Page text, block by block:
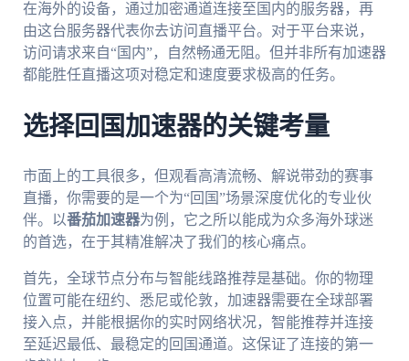
在海外的设备，通过加密通道连接至国内的服务器，再
由这台服务器代表你去访问直播平台。对于平台来说，
访问请求来自“国内”，自然畅通无阻。但并非所有加速器
都能胜任直播这项对稳定和速度要求极高的任务。
选择回国加速器的关键考量
市面上的工具很多，但观看高清流畅、解说带劲的赛事
直播，你需要的是一个为“回国”场景深度优化的专业伙
伴。以番茄加速器为例，它之所以能成为众多海外球迷
的首选，在于其精准解决了我们的核心痛点。
首先，全球节点分布与智能线路推荐是基础。你的物理
位置可能在纽约、悉尼或伦敦，加速器需要在全球部署
接入点，并能根据你的实时网络状况，智能推荐并连接
至延迟最低、最稳定的回国通道。这保证了连接的第一